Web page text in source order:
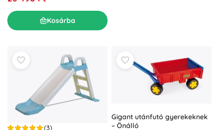
Kosárba
(3)
Gigant utánfutó gyerekeknek
– Önálló